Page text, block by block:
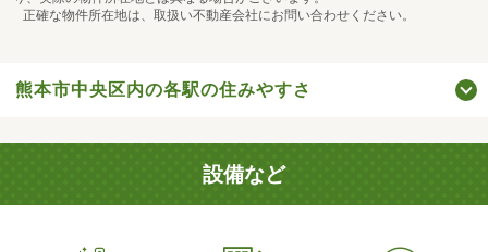
正確な物件所在地は、取扱い不動産会社にお問い合わせください。
熊本市中央区内の各駅の住みやすさ
設備など